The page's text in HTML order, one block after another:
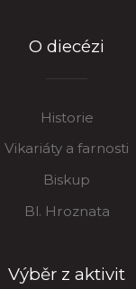
O diecézi
Historie
Vikariáty a farnosti
Biskup
Bl. Hroznata
Výběr z aktivit